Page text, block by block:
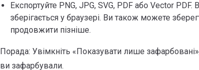
Експортуйте PNG, JPG, SVG, PDF або Vector
зберігається у браузері. Ви також можете
продовжити пізніше.
Порада: Увімкніть «Показувати лише
ви зафарбували.